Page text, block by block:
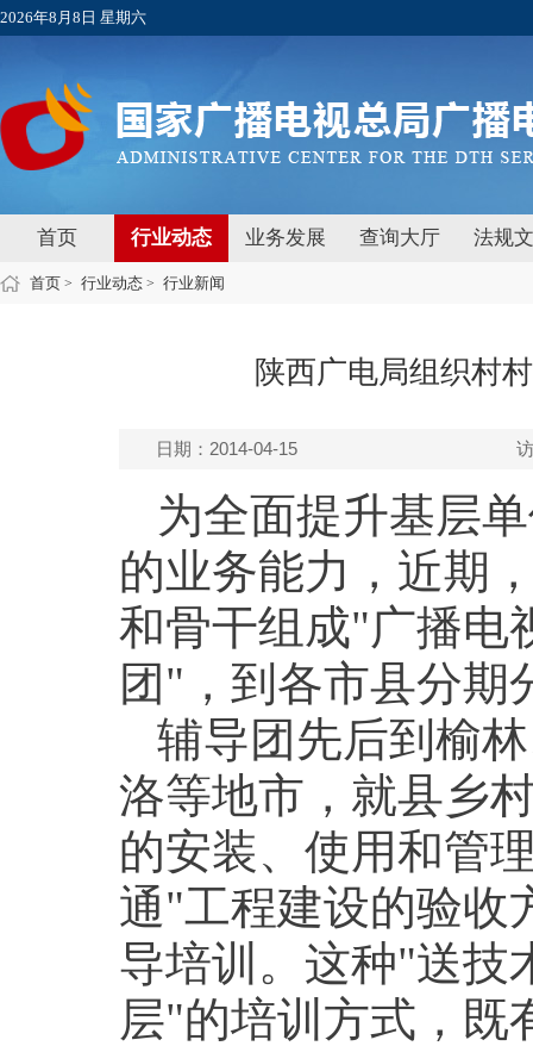
2026年8月8日 星期六
首页 行业动态 业务发展 查询大厅 法规
首页 > 行业动态 > 行业新闻
陕西广电局组织村
日期：2014-04-15
为全面提升基层
的业务能力，近期
和骨干组成"广播电
团"，到各市县分期
辅导团先后到榆
洛等地市，就县乡
的安装、使用和管
通"工程建设的验收
导培训。这种"送技
层"的培训方式，既